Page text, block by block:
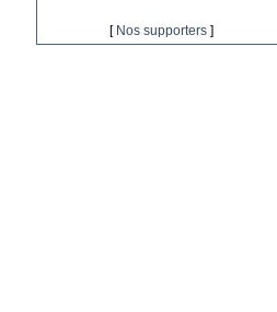
[ Nos supporters ]